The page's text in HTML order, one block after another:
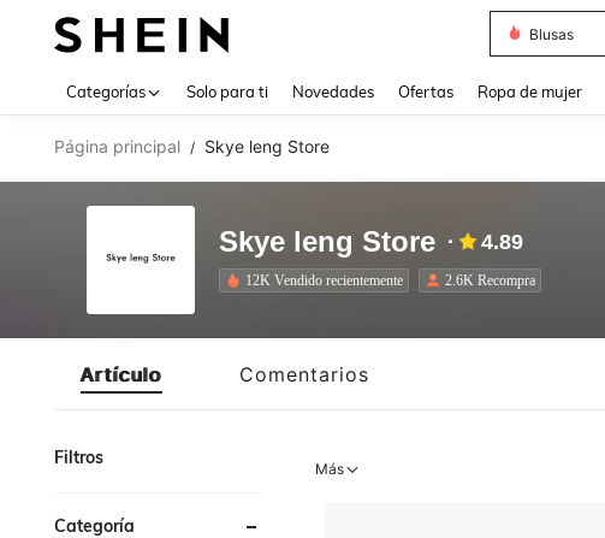
Jeans
Categorías Solo para ti Novedades Ofertas Ropa de mujer
Página principal / Skye leng Store
Skye leng Store 4.89
12K Vendido recientemente 2.6K Recompra
Artículo Comentarios
Filtros
Categoría
Más